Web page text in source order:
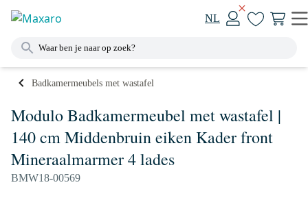
NL
Badkamermeubels met wastafel
Modulo Badkamermeubel met wastafel |
140 cm Middenbruin eiken Kader front
Mineraalmarmer 4 lades
BMW18-00569